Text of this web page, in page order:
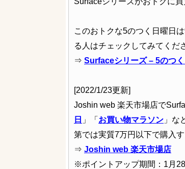
このおトクな5のつく日曜日
る人はチェックしてみてくだ
⇒ Surfaceシリーズ – 5のつ
[2022/1/23更新]
Joshin web 楽天市場店で
日 」「 お買い物マラソン 」な
第では実質7万円以下で購入
⇒ Joshin web 楽天市場店
※ポイントアップ期間：1月